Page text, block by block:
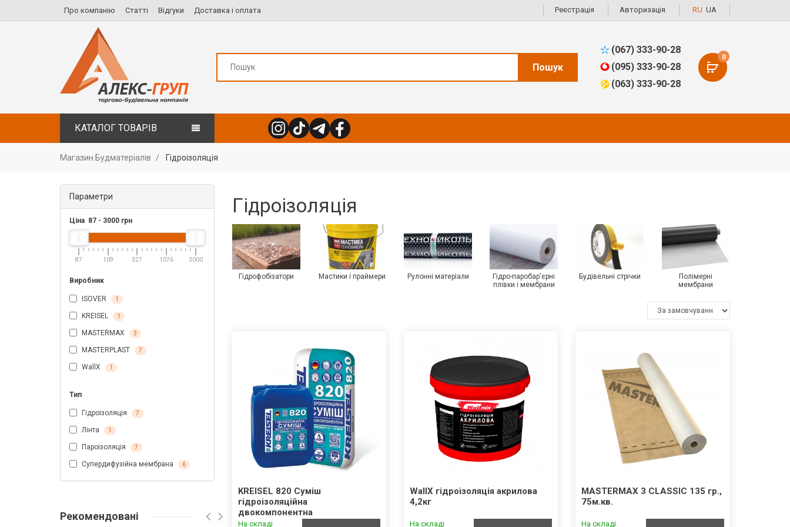
Про компанію Статті Відгуки Доставка і оплата Реєстрація Авторизація RU UA
Пошук
(067) 333-90-28
(095) 333-90-28
(063) 333-90-28
0
КАТАЛОГ ТОВАРІВ
Магазин Будматеріалів Гідроізоляція
Параметри
Ціна 87 - 3000 грн
87 109 327 1076 3000
Виробник
ISOVER 1
KREISEL 1
MASTERMAX 3
MASTERPLAST 7
WallX 1
Тип
Гідроізоляція 7
Лінта 1
Пароізоляція 7
Супердифузійна мембрана 6
Рекомендовані
Гідроізоляція
Гідрофобізатори Мастики і праймери Рулонні матеріали
Гідро-паробар'єрні
плівки і мембрани
Будівельні стрічки
Полімерні
мембрани
KREISEL 820 Суміш
гідроізоляційна
двокомпонентна
На складі
WallX гідроізоляція акрилова
4,2кг
На складі
MASTERMAX 3 CLASSIC 135 гр.,
75м.кв.
На складі